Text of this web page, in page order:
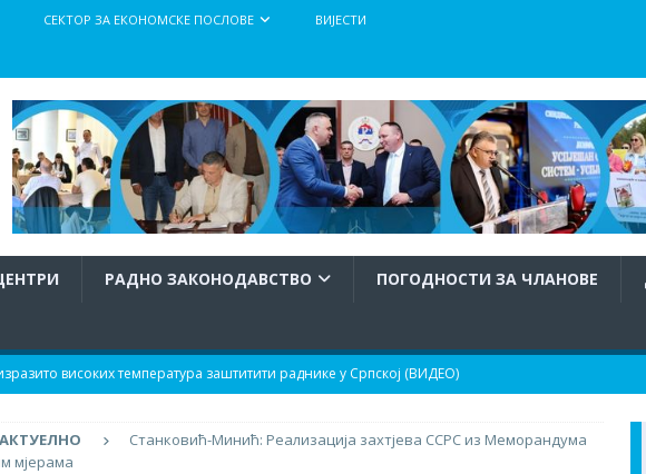
СЕКТОР ЗА ЕКОНОМСКЕ ПОСЛОВЕ ВИЈЕСТИ
РАДНО ЗАКОНОДАВСТВО ПОГОДНОСТИ ЗА ЧЛАНОВЕ
високих температура заштитити раднике у Српској (ВИДЕО)
израде и доношења Правилника о заштити радника при раду
АКТУЕЛНО
Станковић-Минић: Реализација захтјева ССРС из Меморандума
мјерама